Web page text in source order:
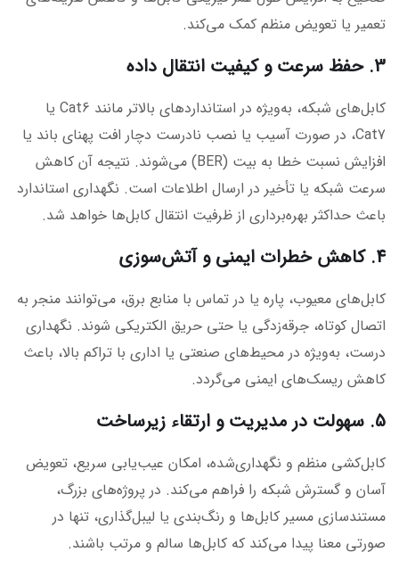
تعمیر یا تعویض منظم کمک می‌کند.
3. حفظ سرعت و کیفیت انتقال داده
کابل‌های شبکه، به‌ویژه در استانداردهای بالاتر مانند Cat6 یا
Cat7، در صورت آسیب یا نصب نادرست دچار افت پهنای باند یا
افزایش نسبت خطا به بیت (BER) می‌شوند. نتیجه آن کاهش
سرعت شبکه یا تأخیر در ارسال اطلاعات است. نگهداری استاندارد
باعث حداکثر بهره‌برداری از ظرفیت انتقال کابل‌ها خواهد شد.
4. کاهش خطرات ایمنی و آتش‌سوزی
کابل‌های معیوب، پاره یا در تماس با منابع برق، می‌توانند منجر به
اتصال کوتاه، جرقه‌زدگی یا حتی حریق الکتریکی شوند. نگهداری
درست، به‌ویژه در محیط‌های صنعتی یا اداری با تراکم بالا، باعث
کاهش ریسک‌های ایمنی می‌گردد.
5. سهولت در مدیریت و ارتقاء زیرساخت
کابل‌کشی منظم و نگهداری‌شده، امکان عیب‌یابی سریع، تعویض
آسان و گسترش شبکه را فراهم می‌کند. در پروژه‌های بزرگ،
مستندسازی مسیر کابل‌ها و رنگ‌بندی یا لیبل‌گذاری، تنها در
صورتی معنا پیدا می‌کند که کابل‌ها سالم و مرتب باشند.